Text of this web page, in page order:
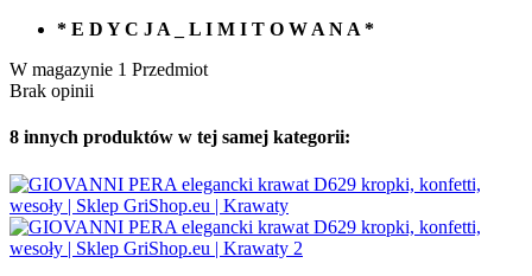
* E D Y C J A _ L I M I T O W A N A *
W magazynie 1 Przedmiot
Brak opinii
8 innych produktów w tej samej kategorii: